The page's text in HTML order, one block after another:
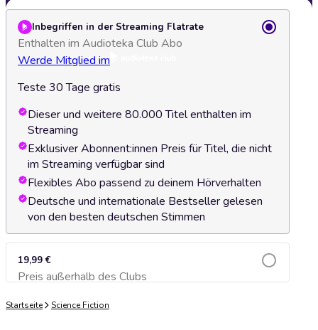
Inbegriffen in der Streaming Flatrate
Enthalten im Audioteka Club Abo
Werde Mitglied im
Teste 30 Tage gratis
Dieser und weitere 80.000 Titel enthalten im
Streaming
Exklusiver Abonnent:innen Preis für Titel, die nicht
im Streaming verfügbar sind
Flexibles Abo passend zu deinem Hörverhalten
Deutsche und internationale Bestseller gelesen
von den besten deutschen Stimmen
19,99 €
Preis außerhalb des ClubsZum Warenkorb hinzufügen
Startseite Science Fiction